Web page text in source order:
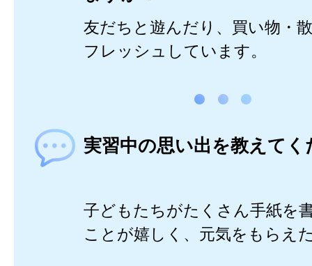
友だちと遊んだり、買い物・
フレッシュしています。
実習中の思い出を教えてく
子どもたちがたくさん手紙を
ことが嬉しく、元気をもらえ